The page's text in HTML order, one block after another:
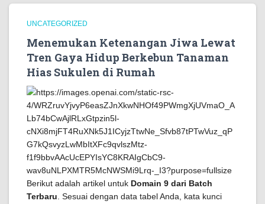
UNCATEGORIZED
Menemukan Ketenangan Jiwa Lewat
Tren Gaya Hidup Berkebun Tanaman
Hias Sukulen di Rumah
Berikut adalah artikel untuk Domain 9 dari Batch
Terbaru . Sesuai dengan data tabel Anda, kata kunci